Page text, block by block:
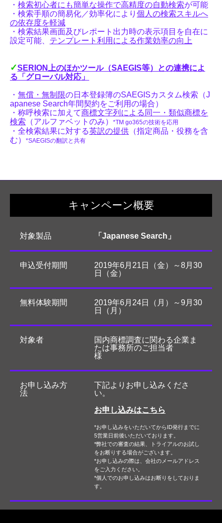
・ 検索初心者にも簡単な操作で高精度の自動検索が可能
・検索手順の簡易化／効率化により 個人の検索スキルへ
の依存度を軽減
・検索結果画面及びレポート出力時の表示項目を自在に
設定可能、 テンプレート利用による作業効率の向上
✓SERION
上のほかツール（SAEGIS等）との連携によ
る「グローバル対応」
・ 無償・無制限の日本登録簿のSAEGISカスタム検索（J
apanese Search年間契約をご利用の場合）
・称呼検索に加えて商標文字列による同一・類似商標を
検索 （アルファベットのみ） *TM go365の技術を応用
・全検索結果に対する英訳の提供 （指定商品・役務を含
む）
*SAEGISの翻訳と共有
キャンペーン概要
対象製品 「Japanese Search」
申込受付期間
2019年6月21日（金）～8月30
日（金）
無料体験期間
2019年6月24日（月）～9月30
日（月）
対象者
国内商標調査に関わる企業ま
たは事務所のご担当者
様
お申し込み方
法
下記よりお申し込みくださ
い。
お申し込みはこちら
*お申し込みをいただいてからID発行までに
5営業日前後いただいております。
*弊社での審査の結果、トライアルのお試し
をお断りする場合がございます。
*お申し込みの際は、会社のメールアドレス
をご入力ください。
*個人でのお申し込みはお断りをしておりま
す。